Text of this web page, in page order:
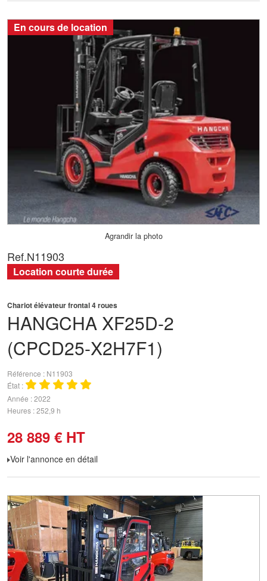
En cours de location
Agrandir la photo
HANGCHA XF25D-2
(CPCD25-X2H7F1)
Chariot élévateur frontal 4 roues
Référence
N11903
État
Année 2022
Heures 252,9 h
28 889 € HT
Voir l'annonce en détail
Ref.N11903
Location courte durée